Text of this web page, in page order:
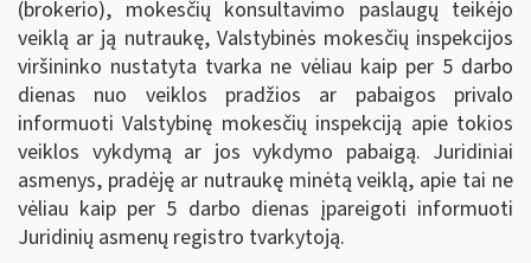
(brokerio), mokesčių konsultavimo paslaugų teikėjo
veiklą ar ją nutraukę, Valstybinės mokesčių inspekcijos
viršininko nustatyta tvarka ne vėliau kaip per 5 darbo
dienas nuo veiklos pradžios ar pabaigos privalo
informuoti Valstybinę mokesčių inspekciją apie tokios
veiklos vykdymą ar jos vykdymo pabaigą. Juridiniai
asmenys, pradėję ar nutraukę minėtą veiklą, apie tai ne
vėliau kaip per 5 darbo dienas įpareigoti informuoti
Juridinių asmenų registro tvarkytoją.